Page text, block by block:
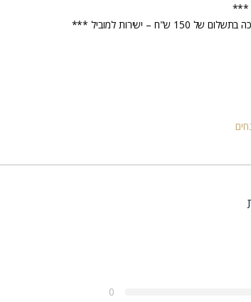
***
– ישירות למוביל ***
0